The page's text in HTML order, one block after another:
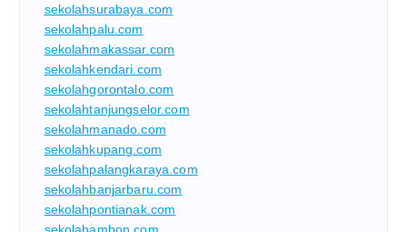
sekolahsurabaya.com
sekolahpalu.com
sekolahmakassar.com
sekolahkendari.com
sekolahgorontalo.com
sekolahtanjungselor.com
sekolahmanado.com
sekolahkupang.com
sekolahpalangkaraya.com
sekolahbanjarbaru.com
sekolahpontianak.com